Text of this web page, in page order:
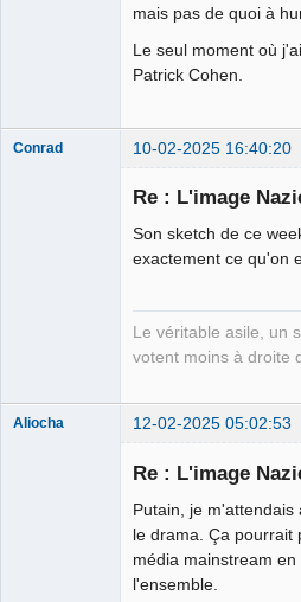
mais pas de quoi à
Le seul moment où
Patrick Cohen.
Conrad 10-02-2025 16:40:20
Re : L'image
Son sketch de ce
exactement ce qu'on
Le véritable asile, un
votent moins à droite
Aliocha 12-02-2025 05:02:53
Re : L'image
Putain, je
le drama. Ça pourrait
média mainstream
l'ensemble.